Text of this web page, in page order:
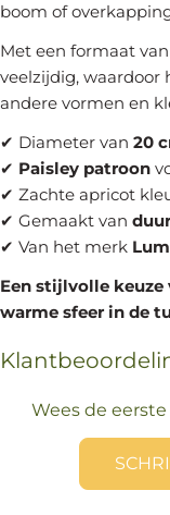
boom of
Met een formaat van
veelzijdig,
andere vormen en
✔ Diameter van 20
✔ Paisley patroon
✔ Zachte apricot
✔ Gemaakt van
✔ Van het merk
Een stijlvolle
warme sfeer in de
Wees de